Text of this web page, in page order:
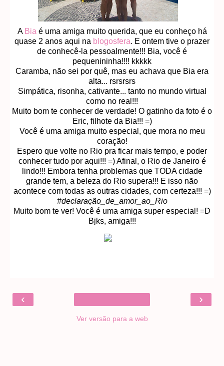
ABia é uma amiga muito querida, que eu conheço há
quase 2 anos aqui na blogosfera. E ontem tive o prazer
de conhecê-la pessoalmente!!! Bia, você é
pequenininha!!!! kkkkk
Caramba, não sei por quê, mas eu achava que Bia era
alta... rsrsrsrs
Simpática, risonha, cativante... tanto no mundo virtual
como no real!!!
Muito bom te conhecer de verdade! O gatinho da foto é o
Eric, filhote da Bia!!! =)
Você é uma amiga muito especial, que mora no meu
coração!
Espero que volte no Rio pra ficar mais tempo, e poder
conhecer tudo por aqui!!! =) Afinal, o Rio de Janeiro é
lindo!!! Embora tenha problemas que TODA cidade
grande tem, a beleza do Rio supera!!! E isso não
acontece com todas as outras cidades, com certeza!!! =)
#declaração_de_amor_ao_Rio
Muito bom te ver! Você é uma amiga super especial! =D
Bjks, amiga!!!
‹ ›
Ver versão para a web